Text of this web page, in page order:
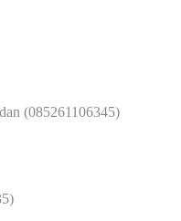
(085261106345)